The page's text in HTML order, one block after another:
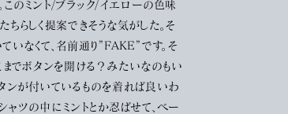
このミント/ブラック/イエローの色味
ちらしく提案できそうな気がした。そ
いなくて、名前通り”FAKE”です。そ
までボタンを開ける？みたいなのもい
ンが付いているものを着れば良いわ
ツの中にミントとか忍ばせて、ベー